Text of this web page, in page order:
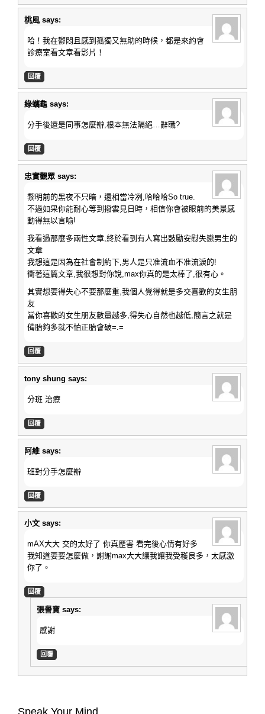
桃風 says:
哈！我在鬱悶且感到孤獨又無助的時候，都是來約會
診療室看文章看影片！
回覆
綠蠵龜 says:
分手後還是同事怎麼辦,根本無法隔絕…辭職?
回覆
忠實觀眾 says:
黎明前的黑夜不只暗，還相當冷冽,哈哈哈So true.
不過如果你能耐心等到撥雲見日時，相信你會被眼前的美景感
動得無以言喻!
我看過那麼多兩性文章,終於看到有人寫出鼓勵安慰失戀男生的
文章
我想這是因為在社會制約下,男人是只准流血不准流淚的!
衝著這篇文章,我很想對你說,max你真的是太棒了,很有心。
其實想要得失心不要那麼重,我個人覺得就是多交喜歡的女生朋
友
當你喜歡的女生朋友數量越多,得失心自然也越低,簡言之就是
備胎夠多就不怕正胎會破=.=
回覆
tony shung says:
分班 治療
回覆
阿維 says:
班對分手怎麼辦
回覆
小文 says:
mAX大大 交的太好了 你真歷害 看完後心情有好多
我知道要要怎麼做，謝謝max大大讓我讓我受穫良多，太感激
你了。
回覆
張譽寶 says:
感謝
回覆
Speak Your Mind